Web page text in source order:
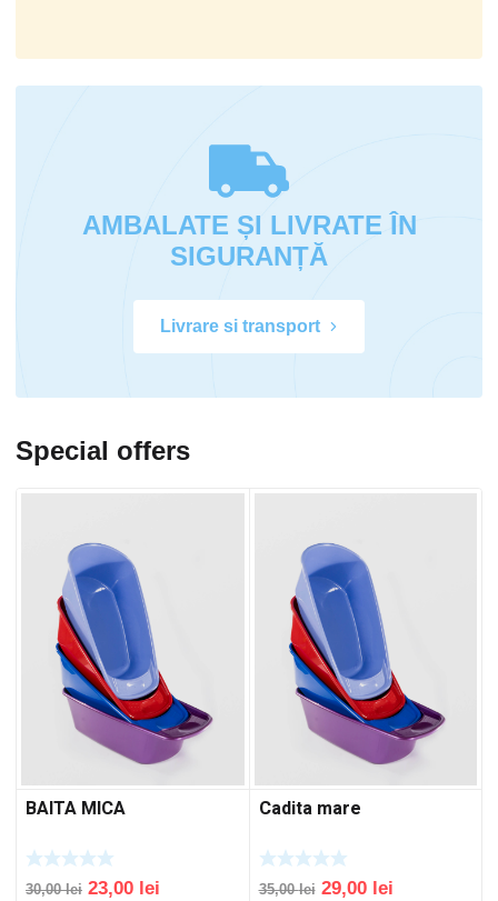
AMBALATE ȘI LIVRATE ÎN
SIGURANȚĂ
Livrare si transport
Special offers
BAITA MICA
30,00lei Original
23,00 lei
Cadita mare
35,00lei Original
29,00 leiCurrent